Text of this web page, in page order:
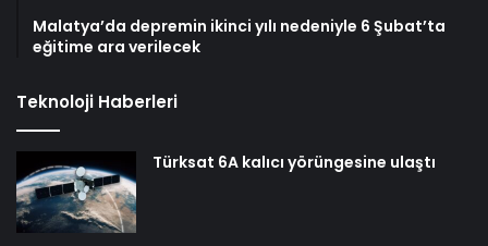
Malatya’da depremin ikinci yılı nedeniyle 6 Şubat’ta
eğitime ara verilecek
Teknoloji Haberleri
Türksat 6A kalıcı yörüngesine ulaştı